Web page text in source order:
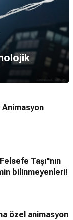
Animasyon
Taşı"nın
bilinmeyenleri!
özel animasyon